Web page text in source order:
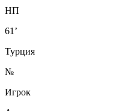
НП
61’
Турция
№
Игрок